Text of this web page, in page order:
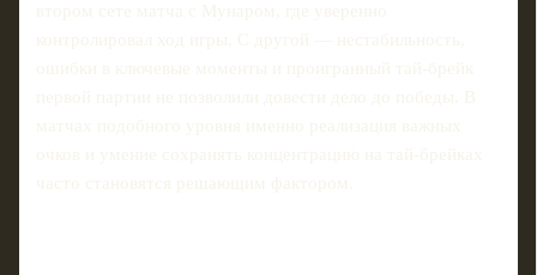
втором сете матча с Мунаром, где уверенно
контролировал ход игры. С другой — нестабильность,
ошибки в ключевые моменты и проигранный тай-брейк
первой партии не позволили довести дело до победы. В
матчах подобного уровня именно реализация важных
очков и умение сохранять концентрацию на тай-брейках
часто становятся решающим фактором.